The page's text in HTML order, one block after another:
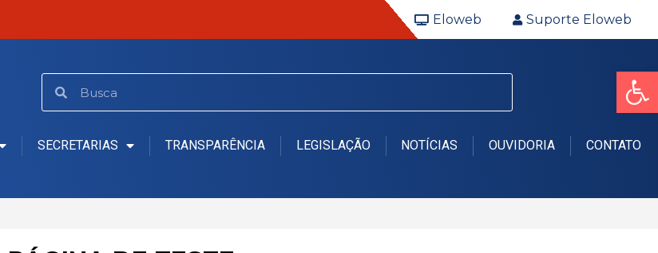
Eloweb Suporte Eloweb
SECRETARIAS TRANSPARÊNCIA LEGISLAÇÃO NOTÍCIAS OUVIDORIA CONTATO